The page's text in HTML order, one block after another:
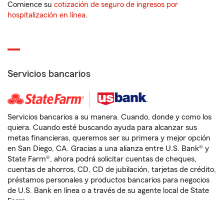
Comience su cotización de seguro de ingresos por
hospitalización en línea.
Servicios bancarios
Servicios bancarios a su manera. Cuando, donde y como los
quiera. Cuando esté buscando ayuda para alcanzar sus
metas financieras, queremos ser su primera y mejor opción
en San Diego, CA. Gracias a una alianza entre U.S. Bank® y
State Farm®, ahora podrá solicitar cuentas de cheques,
cuentas de ahorros, CD, CD de jubilación, tarjetas de crédito,
préstamos personales y productos bancarios para negocios
de U.S. Bank en línea o a través de su agente local de State